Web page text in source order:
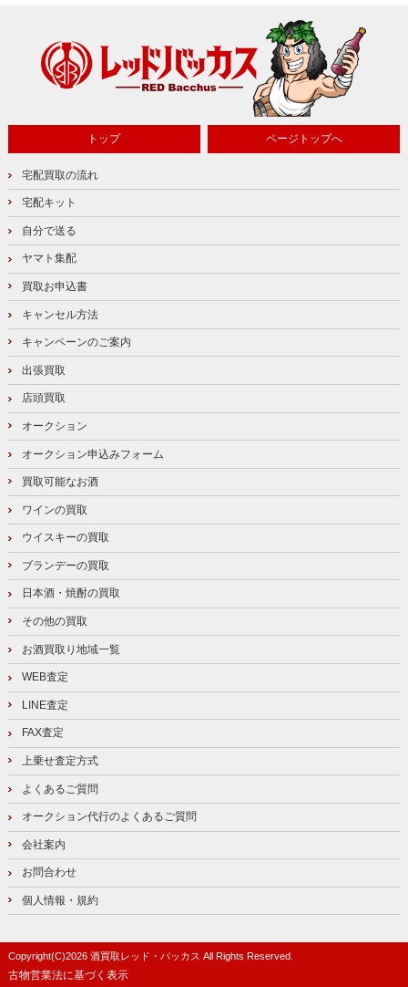
トップ ページトップへ
宅配買取の流れ
宅配キット
自分で送る
ヤマト集配
買取お申込書
キャンセル方法
キャンペーンのご案内
出張買取
店頭買取
オークション
オークション申込みフォーム
買取可能なお酒
ワインの買取
ウイスキーの買取
ブランデーの買取
日本酒・焼酎の買取
その他の買取
お酒買取り地域一覧
WEB査定
LINE査定
FAX査定
上乗せ査定方式
よくあるご質問
オークション代行のよくあるご質問
会社案内
お問合わせ
個人情報・規約
Copyright(C)2026 酒買取レッド・バッカス All Rights Reserved.
古物営業法に基づく表示